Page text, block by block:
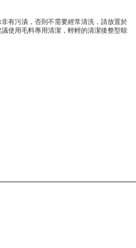
有污漬，否則不需要經常清洗，請放置於
使用毛料專用清潔，輕輕的清潔後整型晾